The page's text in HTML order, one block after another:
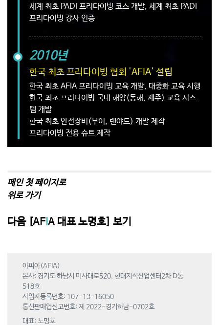
세계 최초 PADI 프리다이빙 코스 개발, 세계 최초 PADI
프리다이빙 강사 인증
2010년
한국 최초 프리다이빙 협회 'AFIA' 설립
한국 최초 AFIA 프리다이빙 교육 개발, 대중화 교육 시행
한국 최초 프리다이빙 국내 해양(동해, 제주) 교육 시스
템 개발
한국 최초 안전장비(부이, 랜야드) 개발 제작
프리다이빙 전용 슈트 제작
메인 첫 페이지로
위로 가기
다음 [AF A 대표 노명호] 보기
아피아(AFIA)
본사: 경기도 하남시 미사대로520, 현대지식산업센터2차 D동
518호
사업자등록번호: 107-13-16050
통신판매업신고번호: 제 2022-경기하남-0702호
대표: 노명호